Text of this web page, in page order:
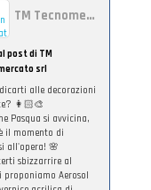
TM Tecnomercato srl
post di TM
srl
alle decorazioni
👩🏻‍🎨
Pasqua si avvicina,
il momento di
all'opera! 🌸
sbizzarrire al
proponiamo Aerosol